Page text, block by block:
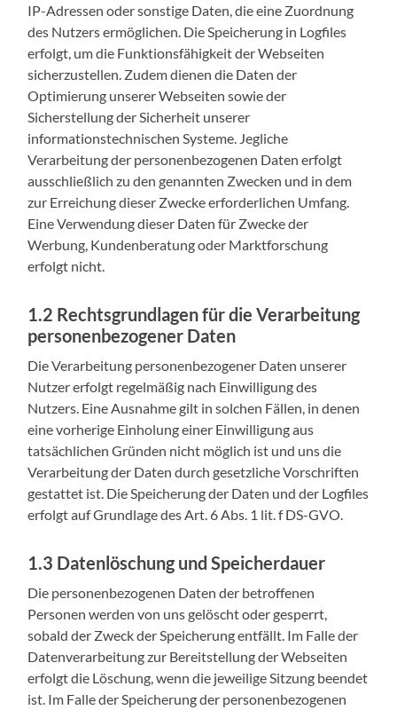
IP-Adressen oder sonstige Daten, die eine Zuordnung
des Nutzers ermöglichen. Die Speicherung in Logfiles
erfolgt, um die Funktionsfähigkeit der Webseiten
sicherzustellen. Zudem dienen die Daten der
Optimierung unserer Webseiten sowie der
Sicherstellung der Sicherheit unserer
informationstechnischen Systeme. Jegliche
Verarbeitung der personenbezogenen Daten erfolgt
ausschließlich zu den genannten Zwecken und in dem
zur Erreichung dieser Zwecke erforderlichen Umfang.
Eine Verwendung dieser Daten für Zwecke der
Werbung, Kundenberatung oder Marktforschung
erfolgt nicht.
1.2 Rechtsgrundlagen für die Verarbeitung
personenbezogener Daten
Die Verarbeitung personenbezogener Daten unserer
Nutzer erfolgt regelmäßig nach Einwilligung des
Nutzers. Eine Ausnahme gilt in solchen Fällen, in denen
eine vorherige Einholung einer Einwilligung aus
tatsächlichen Gründen nicht möglich ist und uns die
Verarbeitung der Daten durch gesetzliche Vorschriften
gestattet ist. Die Speicherung der Daten und der Logfiles
erfolgt auf Grundlage des Art. 6 Abs. 1 lit. f DS-GVO.
1.3 Datenlöschung und Speicherdauer
Die personenbezogenen Daten der betroffenen
Personen werden von uns gelöscht oder gesperrt,
sobald der Zweck der Speicherung entfällt. Im Falle der
Datenverarbeitung zur Bereitstellung der Webseiten
erfolgt die Löschung, wenn die jeweilige Sitzung beendet
ist. Im Falle der Speicherung der personenbezogenen